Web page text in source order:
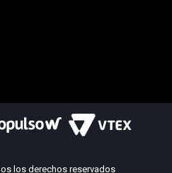
los derechos reservados